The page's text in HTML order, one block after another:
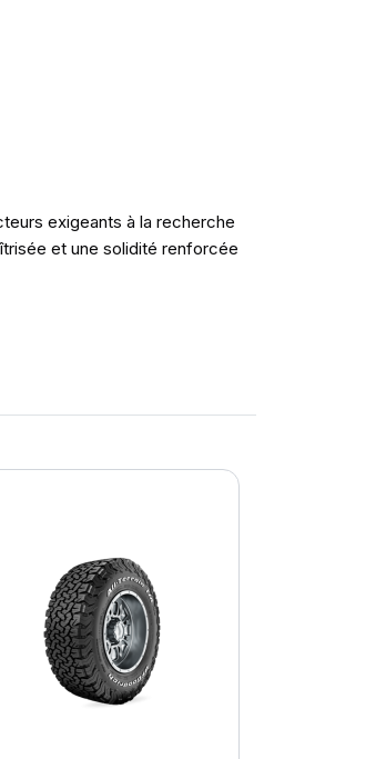
exigeants à la recherche
et une solidité renforcée